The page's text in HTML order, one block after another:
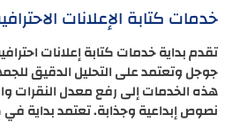
خدمات كتابة الإعلانات
تقدم بداية خدمات كتابة إعلانات
جوجل وتعتمد على التحليل الدقيق
هذه الخدمات إلى رفع معدل النقرات
نصوص إبداعية وجذابة. تعتمد بداية في